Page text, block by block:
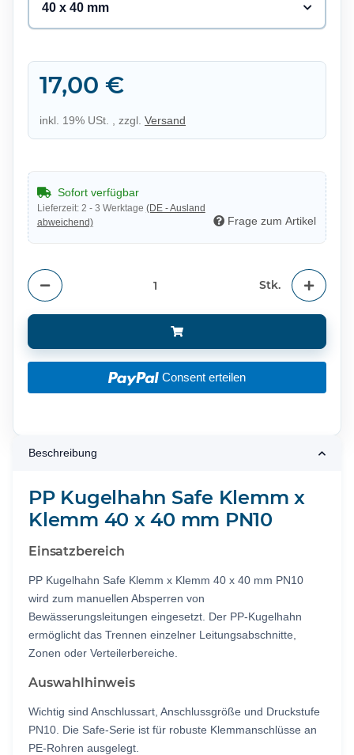
40 x 40 mm
17,00 €
inkl. 19% USt. , zzgl. Versand
Sofort verfügbar
Lieferzeit: 2 - 3 Werktage (DE - Ausland
abweichend)
Frage zum Artikel
Stk.
Consent erteilen
Beschreibung
PP Kugelhahn Safe Klemm x
Klemm 40 x 40 mm PN10
Einsatzbereich
PP Kugelhahn Safe Klemm x Klemm 40 x 40 mm PN10
wird zum manuellen Absperren von
Bewässerungsleitungen eingesetzt. Der PP-Kugelhahn
ermöglicht das Trennen einzelner Leitungsabschnitte,
Zonen oder Verteilerbereiche.
Auswahlhinweis
Wichtig sind Anschlussart, Anschlussgröße und Druckstufe
PN10. Die Safe-Serie ist für robuste Klemmanschlüsse an
PE-Rohren ausgelegt.